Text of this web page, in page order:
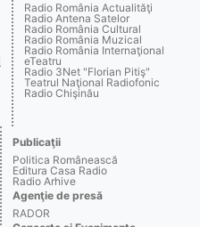
Radio România Actualităţi
Radio Antena Satelor
Radio România Cultural
Radio România Muzical
Radio România Internaţional
eTeatru
Radio 3Net "Florian Pitiş"
Teatrul Naţional Radiofonic
Radio Chişinău
Publicaţii
Politica Românească
Editura Casa Radio
Radio Arhive
Agenţie de presă
RADOR